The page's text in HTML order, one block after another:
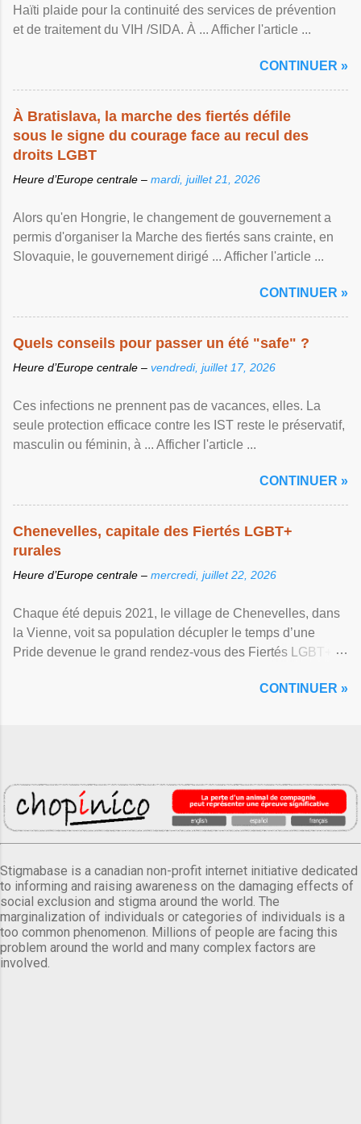
Haïti plaide pour la continuité des services de prévention
et de traitement du VIH /SIDA. À ... Afficher l'article ...
CONTINUER »
À Bratislava, la marche des fiertés défile
sous le signe du courage face au recul des
droits LGBT
Heure d’Europe centrale – mardi, juillet 21, 2026
Alors qu'en Hongrie, le changement de gouvernement a
permis d'organiser la Marche des fiertés sans crainte, en
Slovaquie, le gouvernement dirigé ... Afficher l'article ...
CONTINUER »
Quels conseils pour passer un été "safe" ?
Heure d’Europe centrale – vendredi, juillet 17, 2026
Ces infections ne prennent pas de vacances, elles. La
seule protection efficace contre les IST reste le préservatif,
masculin ou féminin, à ... Afficher l'article ...
CONTINUER »
Chenevelles, capitale des Fiertés LGBT+
rurales
Heure d’Europe centrale – mercredi, juillet 22, 2026
Chaque été depuis 2021, le village de Chenevelles, dans
la Vienne, voit sa population décupler le temps d’une
Pride devenue le grand rendez-vous des Fiertés LGBT+
CONTINUER »
Stigmabase is a canadian non-profit internet initiative dedicated
to informing and raising awareness on the damaging effects of
social exclusion and stigma around the world. The
marginalization of individuals or categories of individuals is a
too common phenomenon. Millions of people are facing this
problem around the world and many complex factors are
involved.